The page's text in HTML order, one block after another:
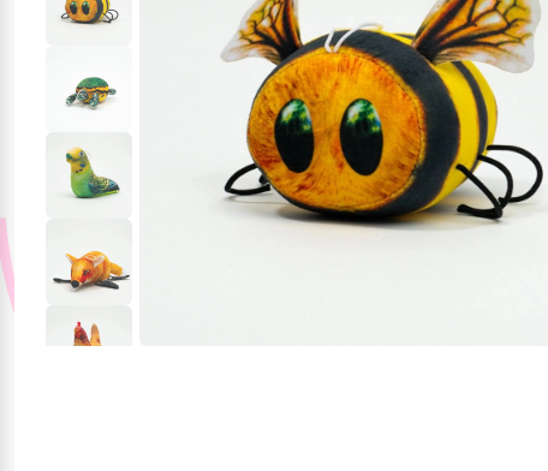
Канцтовары
Красота и здоровье
Одежда и обувь
подборки